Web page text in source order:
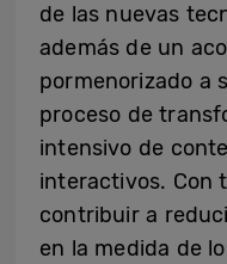
de las nuevas
además de un
pormenorizado a
proceso de
intensivo de
interactivos. Con
contribuir a
en la medida de